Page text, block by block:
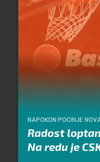
NAPOKON POČINJE
Radost
Na redu je